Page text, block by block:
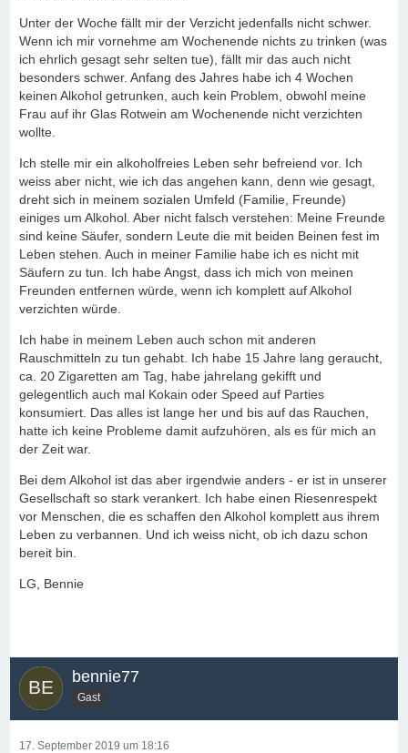
Unter der Woche fällt mir der Verzicht jedenfalls nicht schwer.
Wenn ich mir vornehme am Wochenende nichts zu trinken (was
ich ehrlich gesagt sehr selten tue), fällt mir das auch nicht
besonders schwer. Anfang des Jahres habe ich 4 Wochen
keinen Alkohol getrunken, auch kein Problem, obwohl meine
Frau auf ihr Glas Rotwein am Wochenende nicht verzichten
wollte.
Ich stelle mir ein alkoholfreies Leben sehr befreiend vor. Ich
weiss aber nicht, wie ich das angehen kann, denn wie gesagt,
dreht sich in meinem sozialen Umfeld (Familie, Freunde)
einiges um Alkohol. Aber nicht falsch verstehen: Meine Freunde
sind keine Säufer, sondern Leute die mit beiden Beinen fest im
Leben stehen. Auch in meiner Familie habe ich es nicht mit
Säufern zu tun. Ich habe Angst, dass ich mich von meinen
Freunden entfernen würde, wenn ich komplett auf Alkohol
verzichten würde.
Ich habe in meinem Leben auch schon mit anderen
Rauschmitteln zu tun gehabt. Ich habe 15 Jahre lang geraucht,
ca. 20 Zigaretten am Tag, habe jahrelang gekifft und
gelegentlich auch mal Kokain oder Speed auf Parties
konsumiert. Das alles ist lange her und bis auf das Rauchen,
hatte ich keine Probleme damit aufzuhören, als es für mich an
der Zeit war.
Bei dem Alkohol ist das aber irgendwie anders - er ist in unserer
Gesellschaft so stark verankert. Ich habe einen Riesenrespekt
vor Menschen, die es schaffen den Alkohol komplett aus ihrem
Leben zu verbannen. Und ich weiss nicht, ob ich dazu schon
bereit bin.
LG, Bennie
bennie77
Gast
17. September 2019 um 18:16